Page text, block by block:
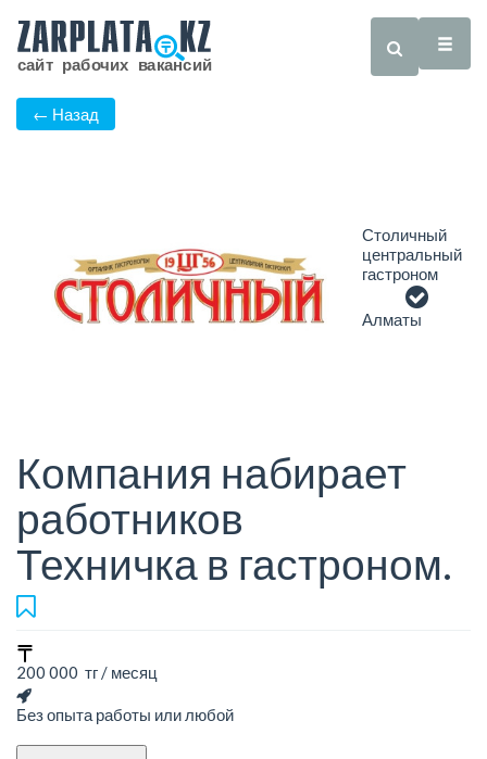
← Назад
Столичный
центральный
гастроном
Алматы
Компания набирает
работников
Техничка в гастроном.
200 000 тг / месяц
Без опыта работы или любой